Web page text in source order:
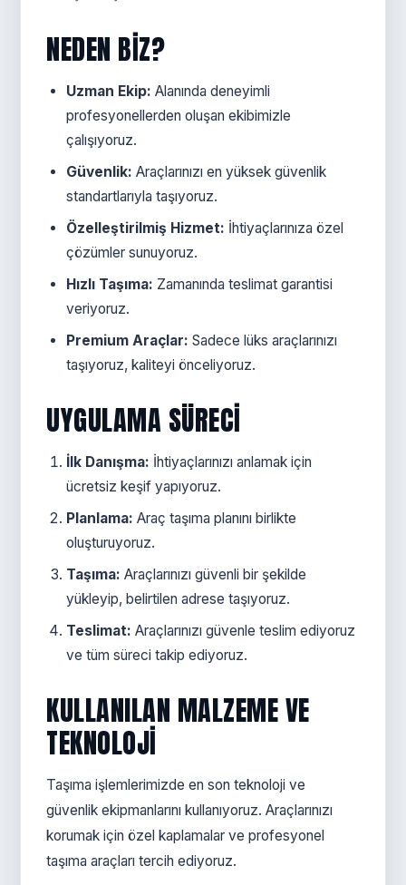
NEDEN BIZ?
Uzman Ekip: Alanında deneyimli
profesyonellerden oluşan ekibimizle
çalışıyoruz.
Güvenlik: Araçlarınızı en yüksek güvenlik
standartlarıyla taşıyoruz.
Özelleştirilmiş Hizmet: İhtiyaçlarınıza özel
çözümler sunuyoruz.
Hızlı Taşıma: Zamanında teslimat garantisi
veriyoruz.
Premium Araçlar: Sadece lüks araçlarınızı
taşıyoruz, kaliteyi önceliyoruz.
UYGULAMA SÜRECI
İlk Danışma: İhtiyaçlarınızı anlamak için
ücretsiz keşif yapıyoruz.
Planlama: Araç taşıma planını birlikte
oluşturuyoruz.
Taşıma: Araçlarınızı güvenli bir şekilde
yükleyip, belirtilen adrese taşıyoruz.
Teslimat: Araçlarınızı güvenle teslim ediyoruz
ve tüm süreci takip ediyoruz.
KULLANILAN MALZEME VE
TEKNOLOJI
Taşıma işlemlerimizde en son teknoloji ve
güvenlik ekipmanlarını kullanıyoruz. Araçlarınızı
korumak için özel kaplamalar ve profesyonel
taşıma araçları tercih ediyoruz.